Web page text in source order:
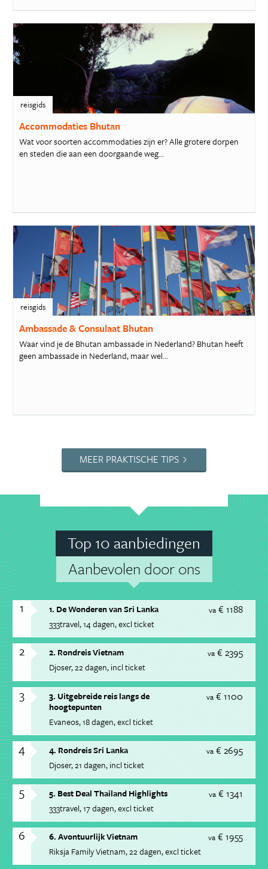
reisgids
Accommodaties Bhutan
Wat voor soorten accommodaties zijn er? Alle grotere dorpen
en steden die aan een doorgaande weg...
reisgids
Ambassade & Consulaat Bhutan
Waar vind je de Bhutan ambassade in Nederland? Bhutan heeft
geen ambassade in Nederland, maar wel...
MEER PRAKTISCHE TIPS
Top 10 aanbiedingen
Aanbevolen door ons
1 va € 1188
1. De Wonderen van Sri Lanka
333travel 14 dagen excl ticket
2 va € 2395
2. Rondreis Vietnam
Djoser 22 dagen incl ticket
3 va € 1100
3. Uitgebreide reis langs de
hoogtepunten
Evaneos 18 dagen excl ticket
4 va € 2695
4. Rondreis Sri Lanka
Djoser 21 dagen incl ticket
5 va € 1341
5. Best Deal Thailand Highlights
333travel 17 dagen excl ticket
6 va € 1955
6. Avontuurlijk Vietnam
Riksja Family Vietnam 22 dagen excl ticket